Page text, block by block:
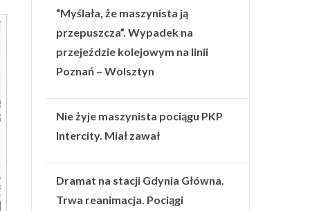
“Myślała, że maszynista ją
przepuszcza”. Wypadek na
przejeździe kolejowym na linii
Poznań – Wolsztyn
Nie żyje maszynista pociągu PKP
Intercity. Miał zawał
Dramat na stacji Gdynia Główna.
Trwa reanimacja. Pociągi